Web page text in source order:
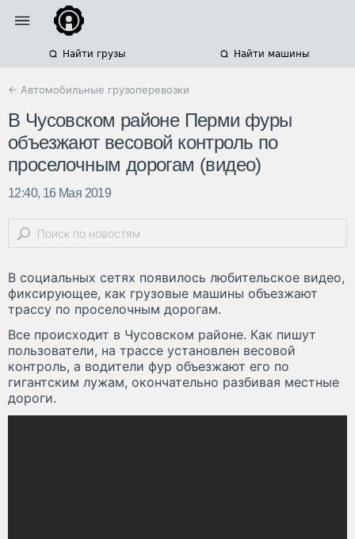
Найти грузы Найти машины
← Автомобильные грузоперевозки
В Чусовском районе Перми фуры
объезжают весовой контроль по
проселочным дорогам (видео)
12:40, 16 Мая 2019
В социальных сетях появилось любительское видео,
фиксирующее, как грузовые машины объезжают
трассу по проселочным дорогам.
Все происходит в Чусовском районе. Как пишут
пользователи, на трассе установлен весовой
контроль, а водители фур объезжают его по
гигантским лужам, окончательно разбивая местные
дороги.